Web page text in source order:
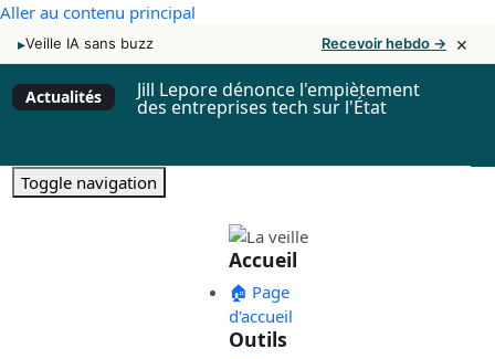
Aller au contenu principal
▸Veille IA sans buzz Recevoir hebdo → ×
Actualités Jill Lepore dénonce l'empiètement
des entreprises tech sur l'État
Toggle navigation
Accueil
🏠 Page
d'accueil
Outils